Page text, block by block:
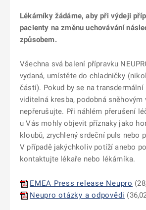
Lékárníky žádáme, aby při výdeji
pacienty na změnu uchovávání
způsobem.
Všechna svá balení přípravku
vydaná, umístěte do chladničky
části). Pokud by se na
viditelná kresba, podobná sněhovým
nepřerušujte. Při náhlém přerušení
u Vás mohly objevit příznaky jako
kloubů, zrychlený srdeční puls nebo
V případě jakýchkoliv potíží anebo
kontaktujte lékaře nebo lékárníka.
EMEA Press release Neupro (
Neupro otázky a odpovědi (